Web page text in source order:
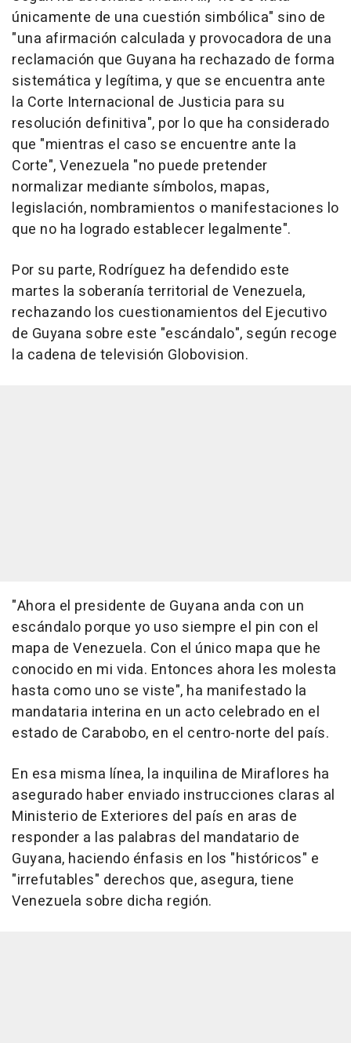
únicamente de una cuestión simbólica" sino de
"una afirmación calculada y provocadora de una
reclamación que Guyana ha rechazado de forma
sistemática y legítima, y que se encuentra ante
la Corte Internacional de Justicia para su
resolución definitiva", por lo que ha considerado
que "mientras el caso se encuentre ante la
Corte", Venezuela "no puede pretender
normalizar mediante símbolos, mapas,
legislación, nombramientos o manifestaciones lo
que no ha logrado establecer legalmente".
Por su parte, Rodríguez ha defendido este
martes la soberanía territorial de Venezuela,
rechazando los cuestionamientos del Ejecutivo
de Guyana sobre este "escándalo", según recoge
la cadena de televisión Globovision.
"Ahora el presidente de Guyana anda con un
escándalo porque yo uso siempre el pin con el
mapa de Venezuela. Con el único mapa que he
conocido en mi vida. Entonces ahora les molesta
hasta como uno se viste", ha manifestado la
mandataria interina en un acto celebrado en el
estado de Carabobo, en el centro-norte del país.
En esa misma línea, la inquilina de Miraflores ha
asegurado haber enviado instrucciones claras al
Ministerio de Exteriores del país en aras de
responder a las palabras del mandatario de
Guyana, haciendo énfasis en los "históricos" e
"irrefutables" derechos que, asegura, tiene
Venezuela sobre dicha región.